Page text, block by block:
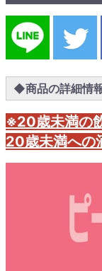
◆商品の詳細情
※20歳未満の
20歳未満への